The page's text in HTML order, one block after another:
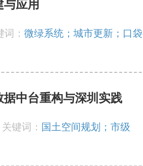
应用
词：微绿系统；城市更新；口
中台重构与深圳实践
关键词： 国土空间规划；市级